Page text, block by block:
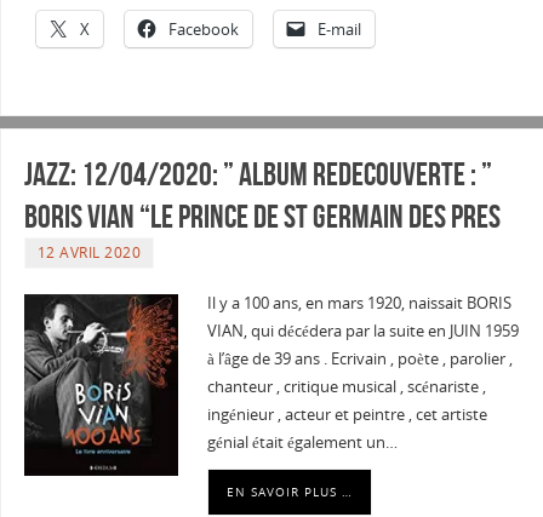
X Facebook E-mail
Jazz: 12/04/2020: ” ALBUM REDECOUVERTE : ”
BORIS VIAN “LE PRINCE DE St GERMAIN DES PRES
12 AVRIL 2020
Il y a 100 ans, en mars 1920, naissait BORIS
VIAN, qui décédera par la suite en JUIN 1959
à l’âge de 39 ans . Ecrivain , poète , parolier ,
chanteur , critique musical , scénariste ,
ingénieur , acteur et peintre , cet artiste
génial était également un…
EN SAVOIR PLUS …